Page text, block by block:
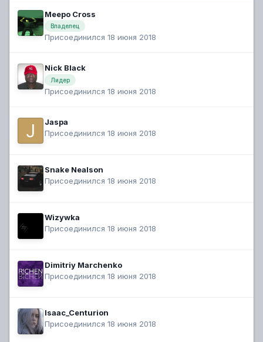
Meepo Cross
Владелец
Присоединился 18 июня 2018
Nick Black
Лидер
Присоединился 18 июня 2018
Jaspa
Присоединился 18 июня 2018
Snake Nealson
Присоединился 18 июня 2018
Wizywka
Присоединился 18 июня 2018
Dimitriy Marchenko
Присоединился 18 июня 2018
Isaac_Centurion
Присоединился 18 июня 2018